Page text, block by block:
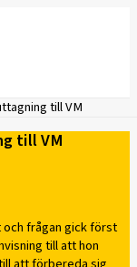
till VM
till VM
frågan gick först
till att hon